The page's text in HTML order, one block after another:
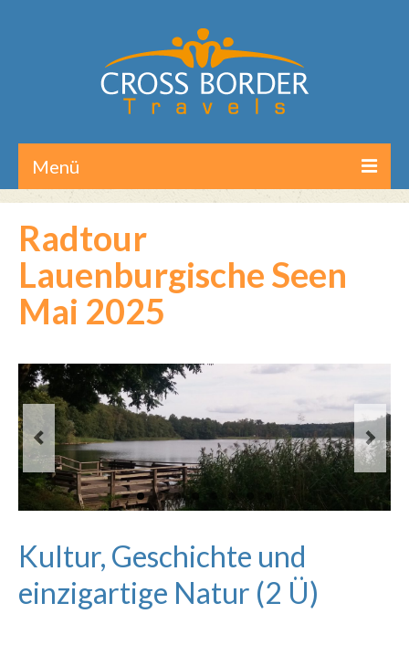
Menü
Reisen/Touren
Aktuelles
Über CB-Travels
Kontakt
Radtour
Lauenburgische Seen
Mai 2025
Kultur, Geschichte und
einzigartige Natur (2 Ü)